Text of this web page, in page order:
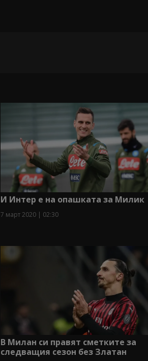
И Интер е на опашката за Милик
7 март 2020 | 02:30
В Милан си правят сметките за
следващия сезон без Златан